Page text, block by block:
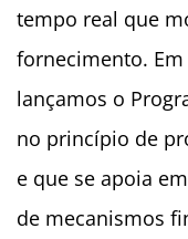
tempo real que
fornecimento.
lançamos o
no princípio de
e que se apoia
de mecanismos